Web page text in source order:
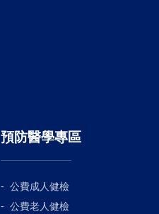
預防醫學專區
公費成人健檢
公費老人健檢